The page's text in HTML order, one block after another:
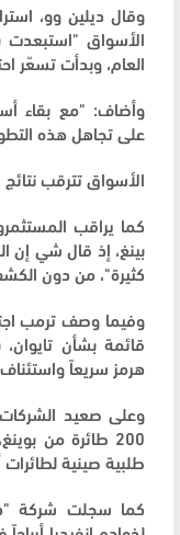
وقال ديلين وو،
الأسواق "استبعدت
العام، وبدأت تسعّر
وأضاف: "مع بقاء
على تجاهل هذه
الأسواق تترقب
كما يراقب
بينغ، إذ قال شي إن
كثيرة"، من دون
وفيما وصف ترمب
قائمة بشأن
هرمز سريعاً
وعلى صعيد
200 طائرة من
طلبية صينية
كما سجلت شركة